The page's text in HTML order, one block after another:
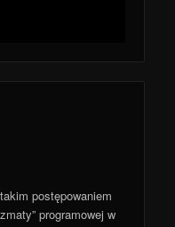
postępowaniem
programowej w